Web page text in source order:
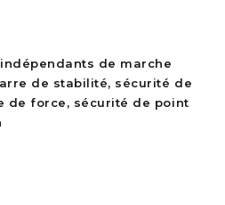
de marche
de stabilité, sécurité de
de force, sécurité de point